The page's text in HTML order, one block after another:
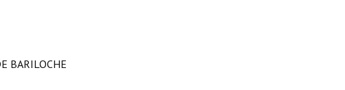
BARILOCHE